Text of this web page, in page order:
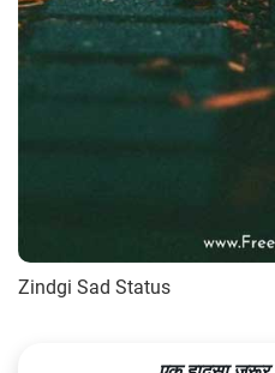
Zindgi Sad Status